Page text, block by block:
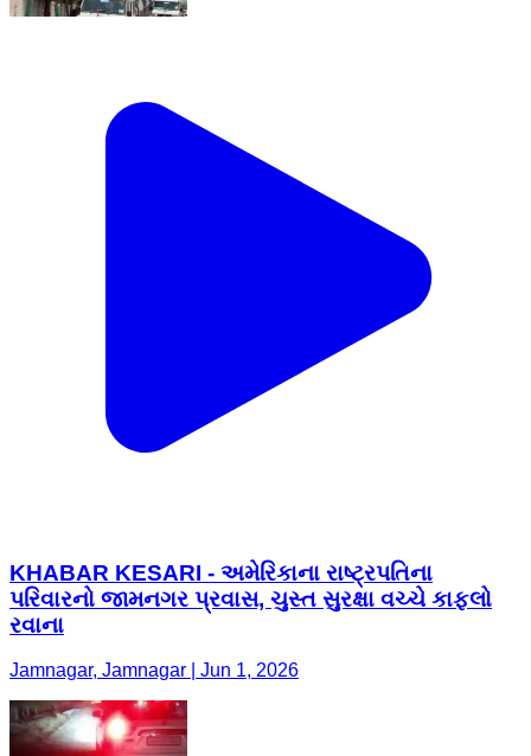
KHABAR KESARI - અમેરિકાના રાષ્ટ્રપતિના
પરિવારનો જામનગર પ્રવાસ, ચુસ્ત સુરક્ષા વચ્ચે કાફલો
રવાના
Jamnagar, Jamnagar | Jun 1, 2026